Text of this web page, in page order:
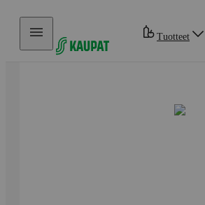
Hyppää sisältöön
Tuotteet